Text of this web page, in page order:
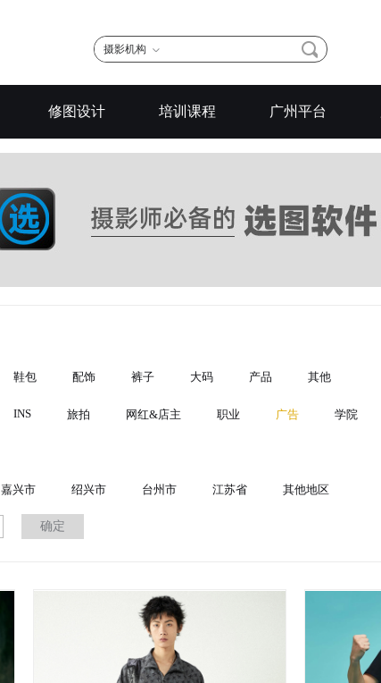
摄影机构
修图设计 培训课程 广州平台
鞋包 配饰 裤子 大码 产品 其他
INS 旅拍 网红&店主 职业 广告 学院
嘉兴市 绍兴市 台州市 江苏省 其他地区
确定